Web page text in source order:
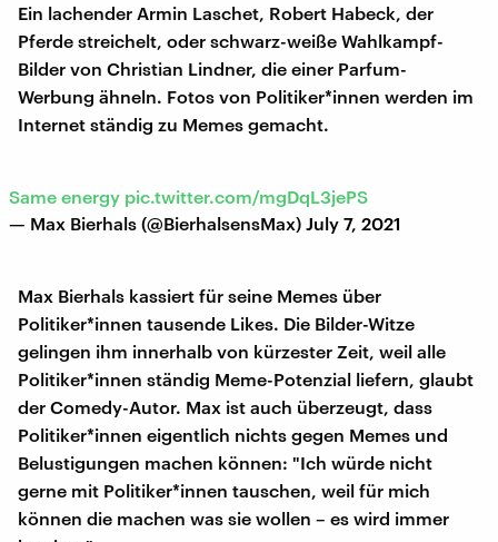
Ein lachender Armin Laschet, Robert Habeck, der
Pferde streichelt, oder schwarz-weiße Wahlkampf-
Bilder von Christian Lindner, die einer Parfum-
Werbung ähneln. Fotos von Politiker*innen werden im
Internet ständig zu Memes gemacht.
Same energy pic.twitter.com/mgDqL3jePS
— Max Bierhals (@BierhalsensMax) July 7, 2021
Max Bierhals kassiert für seine Memes über
Politiker*innen tausende Likes. Die Bilder-Witze
gelingen ihm innerhalb von kürzester Zeit, weil alle
Politiker*innen ständig Meme-Potenzial liefern, glaubt
der Comedy-Autor. Max ist auch überzeugt, dass
Politiker*innen eigentlich nichts gegen Memes und
Belustigungen machen können: "Ich würde nicht
gerne mit Politiker*innen tauschen, weil für mich
können die machen was sie wollen – es wird immer